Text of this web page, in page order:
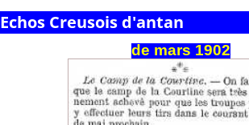
Echos Creusois d'antan
de mars 1902